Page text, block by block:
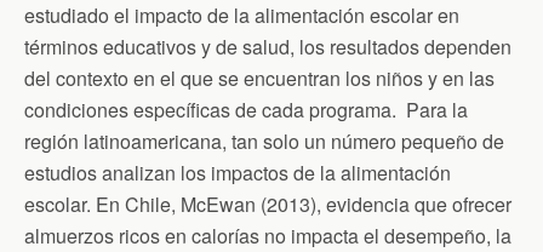
estudiado el impacto de la alimentación escolar en
términos educativos y de salud, los resultados dependen
del contexto en el que se encuentran los niños y en las
condiciones específicas de cada programa. Para la
región latinoamericana, tan solo un número pequeño de
estudios analizan los impactos de la alimentación
escolar. En Chile, McEwan (2013), evidencia que ofrecer
almuerzos ricos en calorías no impacta el desempeño, la